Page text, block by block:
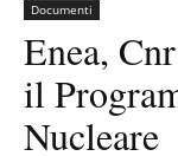
Documenti
Enea,
il
Nucleare